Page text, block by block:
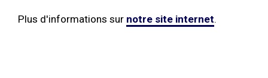
Plus d'informations sur notre site internet.